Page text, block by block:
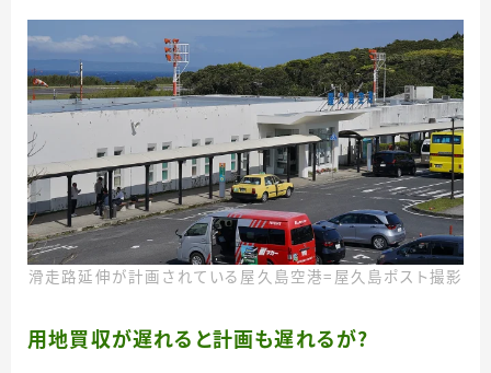
滑走路延伸が計画されている屋久島空港＝屋久島ポスト撮影
用地買収が遅れると計画も遅れるが？